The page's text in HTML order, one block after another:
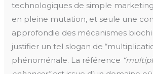
technologiques de simple
en pleine mutation, et seule une
approfondie des mécanismes
justifier un tel slogan de
phénoménale. La référence